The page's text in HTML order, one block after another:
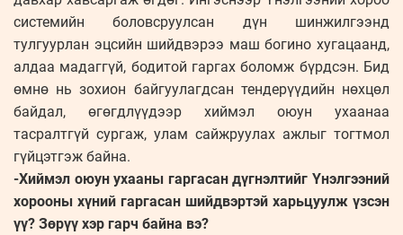
системийн боловсруулсан дүн шинжилгээнд
тулгуурлан эцсийн шийдвэрээ маш богино хугацаанд,
алдаа мадаггүй, бодитой гаргах боломж бүрдсэн. Бид
өмнө нь зохион байгуулагдсан тендерүүдийн нөхцөл
байдал, өгөгдлүүдээр хиймэл оюун ухаанаа
тасралтгүй сургаж, улам сайжруулах ажлыг тогтмол
гүйцэтгэж байна.
-Хиймэл оюун ухааны гаргасан дүгнэлтийг Үнэлгээний
хорооны хүний гаргасан шийдвэртэй харьцуулж үзсэн
үү? Зөрүү хэр гарч байна вэ?